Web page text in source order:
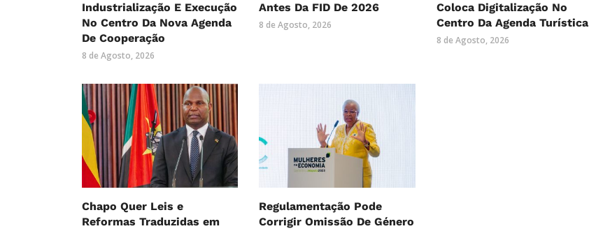
Industrialização E Execução
No Centro Da Nova Agenda
De Cooperação
8 de Agosto, 2026
Antes Da FID De 2026
8 de Agosto, 2026
Coloca Digitalização No
Centro Da Agenda Turística
8 de Agosto, 2026
Chapo Quer Leis e
Reformas Traduzidas em
Regulamentação Pode
Corrigir Omissão De Género